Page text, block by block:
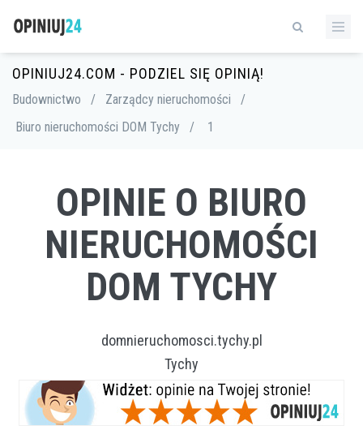
OPINIUJ24.COM - PODZIEL SIĘ OPINIĄ!
Budownictwo / Zarządcy nieruchomości
/
Biuro nieruchomości DOM Tychy
/ 1
OPINIE O BIURO
NIERUCHOMOŚCI
DOM TYCHY
domnieruchomosci.tychy.pl
Tychy